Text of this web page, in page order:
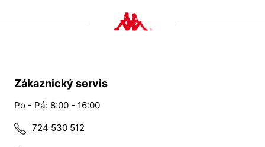
Zákaznický servis
Po - Pá: 8:00 - 16:00
724 530 512